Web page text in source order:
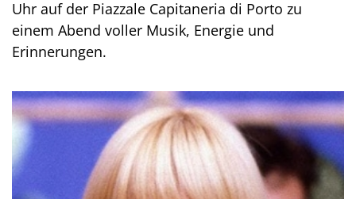
Uhr auf der Piazzale Capitaneria di Porto zu
einem Abend voller Musik, Energie und
Erinnerungen.